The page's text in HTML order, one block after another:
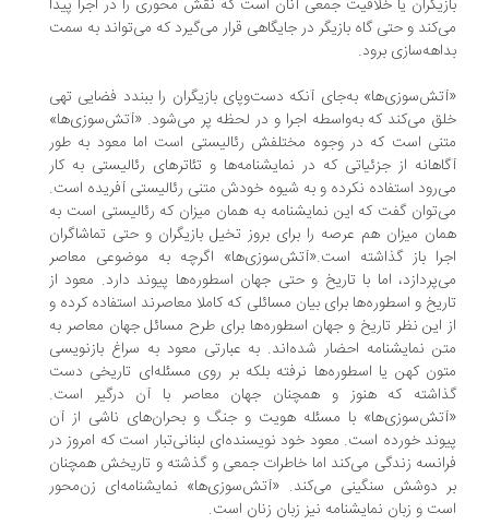
یا خلاقیت جمعی آنان است که نقش محوری را در اجرا پیدا
و حتی گاه بازیگر در جایگاهی قرار می‌گیرد که می‌تواند به سمت
برود.
به‌جای آنکه دست‌وپای بازیگران را ببندد فضایی تهی
می‌کند که به‌واسطه اجرا و در لحظه پر می‌شود. «آتش‌سوزی‌ها»
است که در وجوه مختلفش رئالیستی است اما معود به طور
از جزئیاتی که در نمایشنامه‌ها و تئاترهای رئالیستی به کار
استفاده نکرده و به شیوه خودش متنی رئالیستی آفریده است.
گفت که این نمایشنامه به همان میزان که رئالیستی است به
میزان هم عرصه را برای بروز تخیل بازیگران و حتی تماشاگران
باز گذاشته است.«آتش‌سوزی‌ها» اگرچه به موضوعی معاصر
اما با تاریخ و حتی جهان اسطوره‌ها پیوند دارد. معود از
و اسطوره‌ها برای بیان مسائلی که کاملا معاصرند استفاده کرده و
این نظر تاریخ و جهان اسطوره‌ها برای طرح مسائل جهان معاصر به
نمایشنامه احضار شده‌اند. به عبارتی معود به سراغ بازنویسی
کهن یا اسطوره‌ها نرفته بلکه بر روی مسئله‌ای تاریخی دست
که هنوز و همچنان جهان معاصر با آن درگیر است.
با مسئله هویت و جنگ و بحران‌های ناشی از آن
خورده است. معود خود نویسنده‌ای لبنانی‌تبار است که امروز در
زندگی می‌کند اما خاطرات جمعی و گذشته‌ و تاریخش همچنان
دوشش سنگینی می‌کند. «آتش‌سوزی‌ها» نمایشنامه‌ای زن‌محور
و زبان نمایشنامه نیز زبان زنان است.